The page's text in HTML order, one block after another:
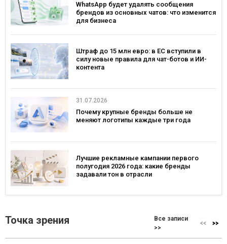
WhatsApp будет удалять сообщения
брендов из основных чатов: что изменится
для бизнеса
Штраф до 15 млн евро: в ЕС вступили в
силу новые правила для чат-ботов и ИИ-
контента
31.07.2026
Почему крупные бренды больше не
меняют логотипы каждые три года
Лучшие рекламные кампании первого
полугодия 2026 года: какие бренды
задавали тон в отрасли
Точка зрения
Все записи
>>